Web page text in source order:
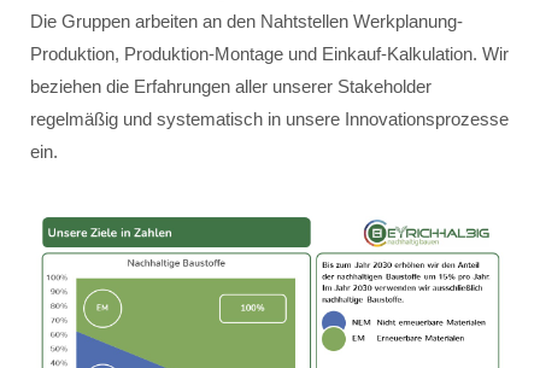
Die Gruppen arbeiten an den Nahtstellen Werkplanung-
Produktion, Produktion-Montage und Einkauf-Kalkulation. Wir
beziehen die Erfahrungen aller unserer Stakeholder
regelmäßig und systematisch in unsere Innovationsprozesse
ein.